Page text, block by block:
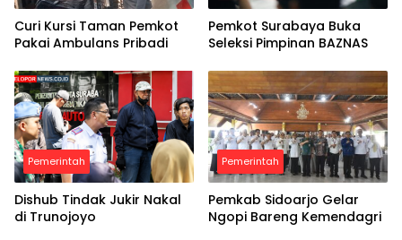
Curi Kursi Taman Pemkot
Pakai Ambulans Pribadi
Pemkot Surabaya Buka
Seleksi Pimpinan BAZNAS
Pemerintah
Dishub Tindak Jukir Nakal
di Trunojoyo
Pemerintah
Pemkab Sidoarjo Gelar
Ngopi Bareng Kemendagri